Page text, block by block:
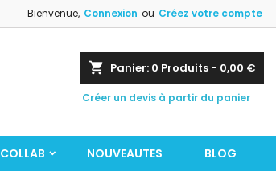
Bienvenue, Connexion ou Créez votre compte
shopping_cart Panier: 0 Produits - 0,00 €
Créer un devis à partir du panier
COLLAB NOUVEAUTES BLOG